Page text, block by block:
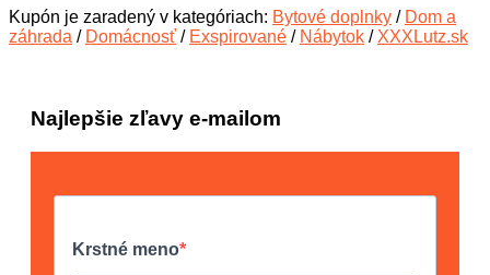
Kupón je zaradený v kategóriach: Bytové doplnky / Dom a
záhrada / Domácnosť / Exspirované / Nábytok / XXXLutz.sk
Najlepšie zľavy e-mailom